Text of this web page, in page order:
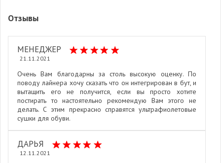
Отзывы
МЕНЕДЖЕР
21.11.2021
Очень Вам благодарны за столь высокую оценку. По
поводу лайнера хочу сказать что он интегрирован в бут, и
вытащить его не получится, если вы просто хотите
постирать то настоятельно рекомендую Вам этого не
делать. С этим прекрасно справятся ультрафиолетовые
сушки для обуви.
ДАРЬЯ
12.11.2021